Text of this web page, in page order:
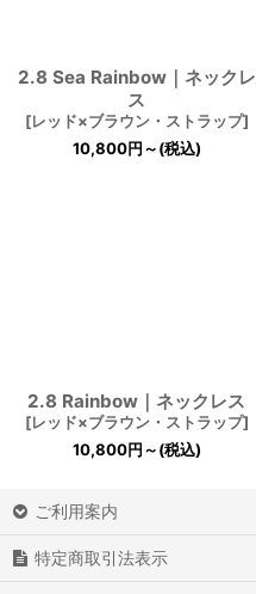
2.8 Sea Rainbow｜ネックレ
ス
[レッド×ブラウン・ストラップ]
10,800円～(税込)
2.8 Rainbow｜ネックレス
[レッド×ブラウン・ストラップ]
10,800円～(税込)
ご利用案内
特定商取引法表示